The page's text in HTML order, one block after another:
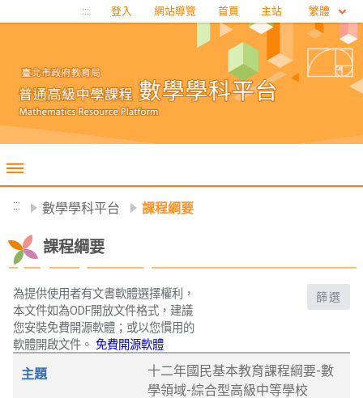
移至網頁之主要內容區位置
::: 登入 網站導覽 首頁 主站 繁體
::: 數學學科平台 課程綱要
課程綱要
為提供使用者有文書軟體選擇權利，
本文件如為ODF開放文件格式，建議
您安裝免費開源軟體；或以您慣用的
軟體開啟文件。 免費開源軟體
篩選
十二年國民基本教育課程綱要-數
學領域-綜合型高級中等學校